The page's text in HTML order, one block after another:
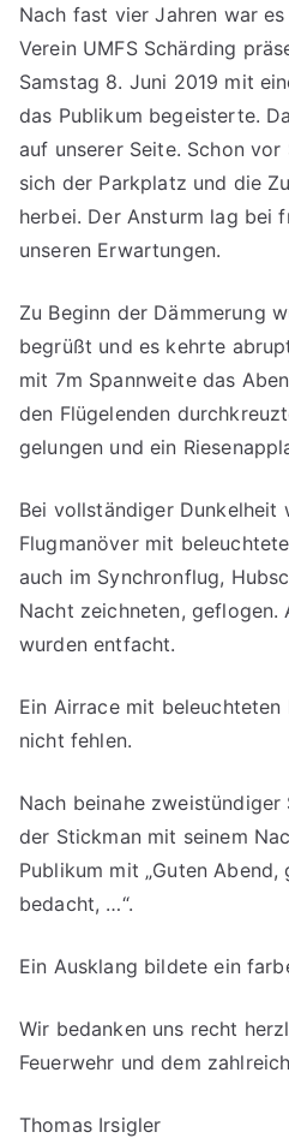
Nach fast vier Jahren war
Verein UMFS Schärding
Samstag 8. Juni 2019 mit
das Publikum begeisterte.
auf unserer Seite. Schon
sich der Parkplatz und die
herbei. Der Ansturm lag bei
unseren Erwartungen.
Zu Beginn der Dämmerung
begrüßt und es kehrte
mit 7m Spannweite das
den Flügelenden
gelungen und ein
Bei vollständiger Dunkelheit
Flugmanöver mit
auch im Synchronflug,
Nacht zeichneten, geflogen.
wurden entfacht.
Ein Airrace mit
nicht fehlen.
Nach beinahe
der Stickman mit seinem
Publikum mit „Guten
bedacht, …“.
Ein Ausklang bildete ein
Wir bedanken uns recht
Feuerwehr und dem
Thomas Irsigler